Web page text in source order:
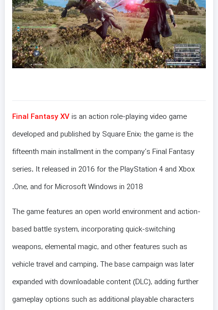
Final Fantasy XVis an action role-playing video game
developed and published by Square Enix; the game is the
fifteenth main installment in the company’s Final Fantasy
series. It released in 2016 for the PlayStation 4 and Xbox
One, and for Microsoft Windows in 2018.
The game features an open world environment and action-
based battle system, incorporating quick-switching
weapons, elemental magic, and other features such as
vehicle travel and camping. The base campaign was later
expanded with downloadable content (DLC), adding further
gameplay options such as additional playable characters